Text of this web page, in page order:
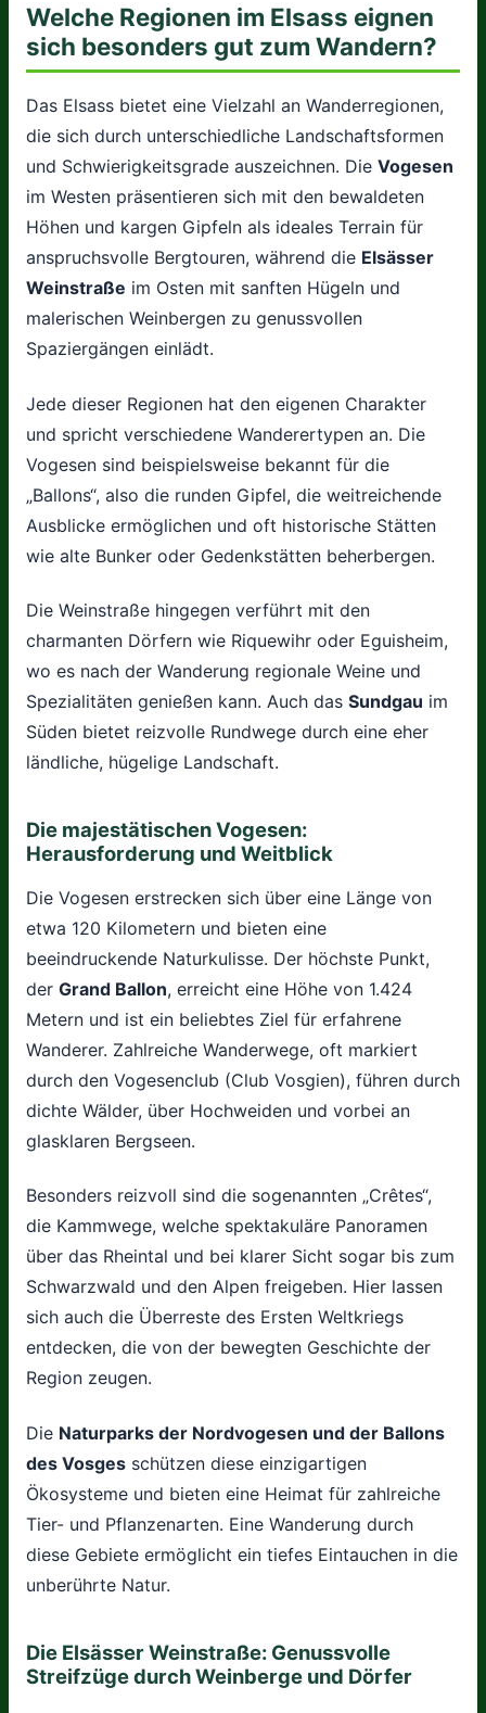
Welche Regionen im Elsass eignen
sich besonders gut zum Wandern?
Das Elsass bietet eine Vielzahl an Wanderregionen,
die sich durch unterschiedliche Landschaftsformen
und Schwierigkeitsgrade auszeichnen. Die Vogesen
im Westen präsentieren sich mit den bewaldeten
Höhen und kargen Gipfeln als ideales Terrain für
anspruchsvolle Bergtouren, während die Elsässer
Weinstraße im Osten mit sanften Hügeln und
malerischen Weinbergen zu genussvollen
Spaziergängen einlädt.
Jede dieser Regionen hat den eigenen Charakter
und spricht verschiedene Wanderertypen an. Die
Vogesen sind beispielsweise bekannt für die
„Ballons“, also die runden Gipfel, die weitreichende
Ausblicke ermöglichen und oft historische Stätten
wie alte Bunker oder Gedenkstätten beherbergen.
Die Weinstraße hingegen verführt mit den
charmanten Dörfern wie Riquewihr oder Eguisheim,
wo es nach der Wanderung regionale Weine und
Spezialitäten genießen kann. Auch das Sundgau im
Süden bietet reizvolle Rundwege durch eine eher
ländliche, hügelige Landschaft.
Die majestätischen Vogesen:
Herausforderung und Weitblick
Die Vogesen erstrecken sich über eine Länge von
etwa 120 Kilometern und bieten eine
beeindruckende Naturkulisse. Der höchste Punkt,
der Grand Ballon, erreicht eine Höhe von 1.424
Metern und ist ein beliebtes Ziel für erfahrene
Wanderer. Zahlreiche Wanderwege, oft markiert
durch den Vogesenclub (Club Vosgien), führen durch
dichte Wälder, über Hochweiden und vorbei an
glasklaren Bergseen.
Besonders reizvoll sind die sogenannten „Crêtes“,
die Kammwege, welche spektakuläre Panoramen
über das Rheintal und bei klarer Sicht sogar bis zum
Schwarzwald und den Alpen freigeben. Hier lassen
sich auch die Überreste des Ersten Weltkriegs
entdecken, die von der bewegten Geschichte der
Region zeugen.
Die Naturparks der Nordvogesen und der Ballons
des Vosges schützen diese einzigartigen
Ökosysteme und bieten eine Heimat für zahlreiche
Tier- und Pflanzenarten. Eine Wanderung durch
diese Gebiete ermöglicht ein tiefes Eintauchen in die
unberührte Natur.
Die Elsässer Weinstraße: Genussvolle
Streifzüge durch Weinberge und Dörfer